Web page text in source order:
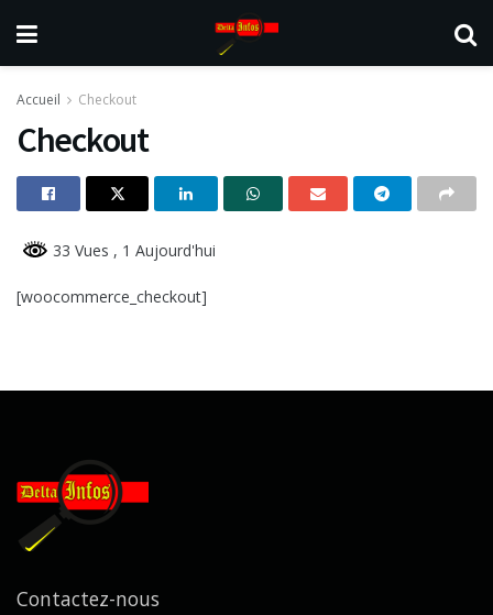
Accueil Checkout
Checkout
33 Vues , 1 Aujourd'hui
[woocommerce_checkout]
Contactez-nous